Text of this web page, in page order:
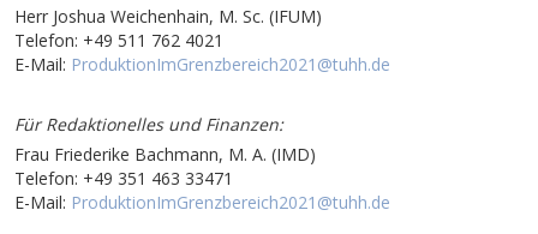
Herr Joshua Weichenhain, M. Sc. (IFUM)
Telefon: +49 511 762 4021
E-Mail: ProduktionImGrenzbereich2021@tuhh.de
Für Redaktionelles und Finanzen:
Frau Friederike Bachmann, M. A. (IMD)
Telefon: +49 351 463 33471
E-Mail: ProduktionImGrenzbereich2021@tuhh.de